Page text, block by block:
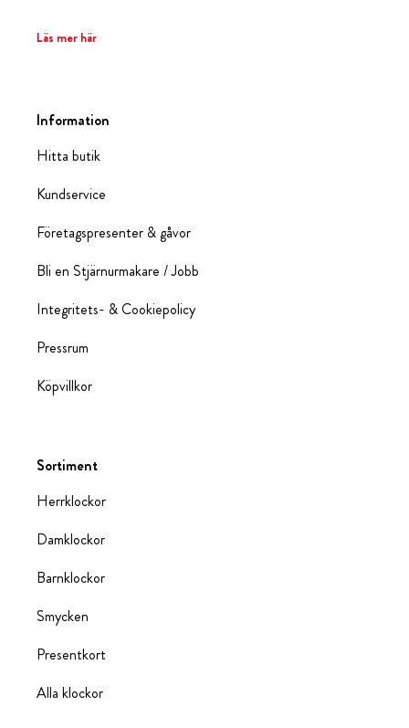
Läs mer här
Information
Hitta butik
Kundservice
Företagspresenter & gåvor
Bli en Stjärnurmakare / Jobb
Integritets- & Cookiepolicy
Pressrum
Köpvillkor
Sortiment
Herrklockor
Damklockor
Barnklockor
Smycken
Presentkort
Alla klockor